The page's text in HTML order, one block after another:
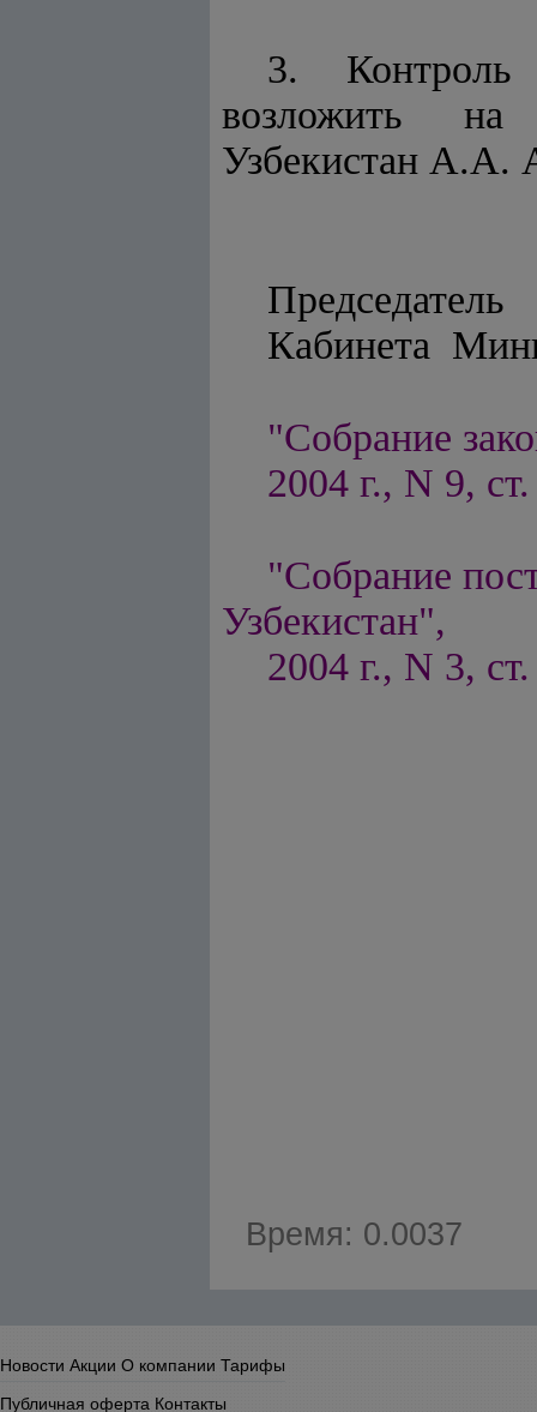
3. Контроль
возложить на
Узбекистан А.А.
Председатель
"Собрание
2004 г., N 9,
"Собрание
Узбекистан",
2004 г., N 3,
Время: 0.0037
Новости Акции О компании Тарифы
Публичная оферта Контакты